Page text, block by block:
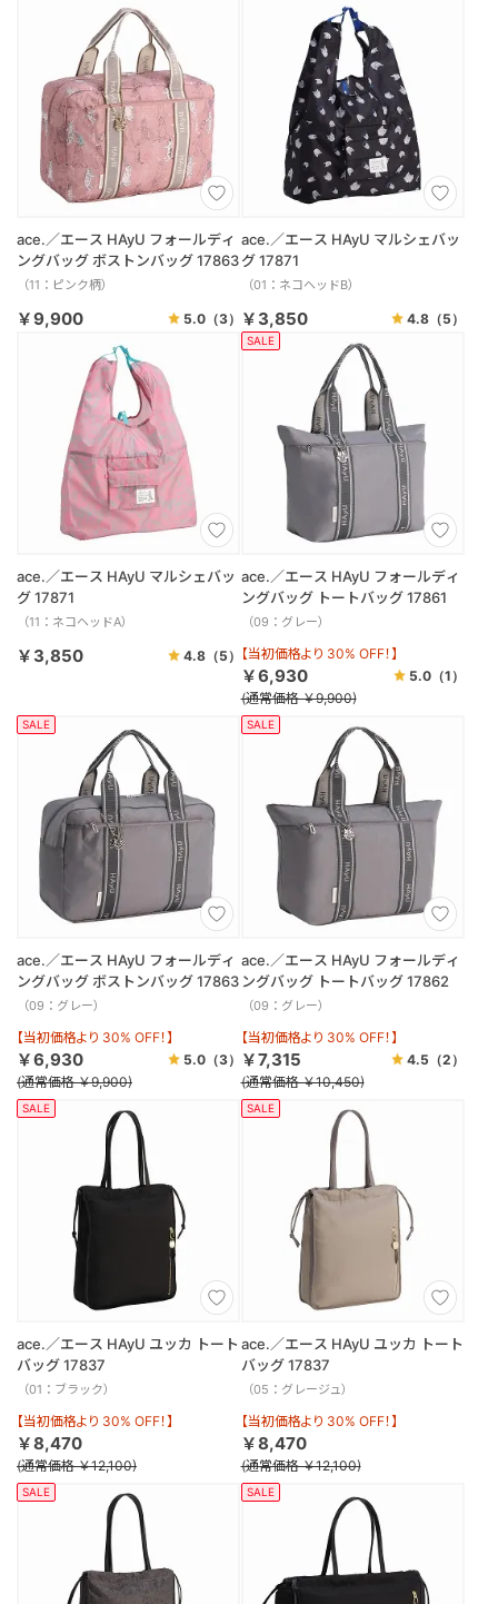
ace.／エース HAyU フォールディ
ングバッグ ボストンバッグ 17863
（11：ピンク柄）
￥9,900 5.0（3）
ace.／エース HAyU マルシェバッ
グ 17871
（01：ネコヘッドB）
￥3,850 4.8 （5）
ace.／エース HAyU マルシェバッ
グ 17871
（11：ネコヘッドA）
￥3,850 4.8（5）
SALE
ace.／エース HAyU フォールディ
ングバッグ トートバッグ 17861
（09：グレー）
【当初価格より 30% OFF！】
￥6,930 5.0 （1）
(通常価格 ￥9,900)
SALE
ace.／エース HAyU フォールディ
ングバッグ ボストンバッグ 17863
（09：グレー）
【当初価格より 30% OFF！】
￥6,930 5.0（3）
(通常価格 ￥9,900)
SALE
ace.／エース HAyU フォールディ
ングバッグ トートバッグ 17862
（09：グレー）
【当初価格より 30% OFF！】
￥7,315 4.5 （2）
(通常価格 ￥10,450)
SALE
ace.／エース HAyU ユッカ トート
バッグ 17837
（01：ブラック）
【当初価格より 30% OFF！】
￥8,470
(通常価格 ￥12,100)
SALE
ace.／エース HAyU ユッカ トート
バッグ 17837
（05：グレージュ）
【当初価格より 30% OFF！】
￥8,470
(通常価格 ￥12,100)
SALE SALE